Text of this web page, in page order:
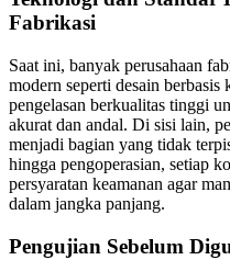
Fabrikasi
Saat ini, banyak perusahaan
modern seperti desain berbasis
pengelasan berkualitas tinggi
akurat dan andal. Di sisi lain,
menjadi bagian yang tidak
hingga pengoperasian, setiap
persyaratan keamanan agar
dalam jangka panjang.
Pengujian Sebelum